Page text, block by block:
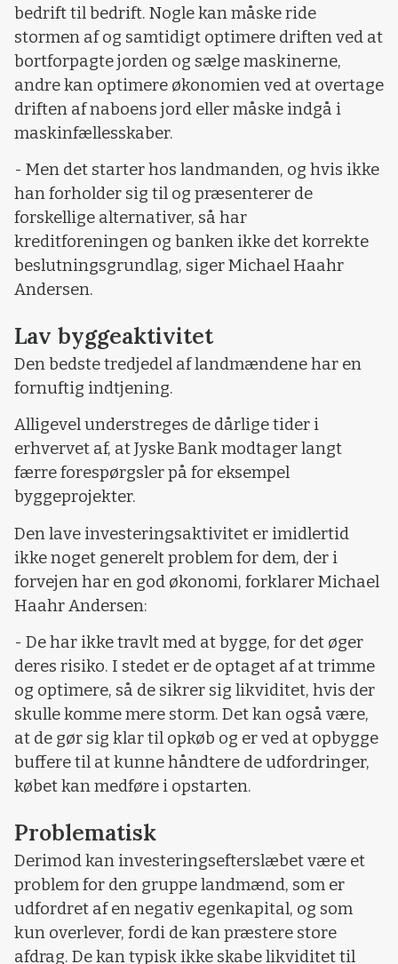
bedrift til bedrift. Nogle kan måske ride
stormen af og samtidigt optimere driften ved at
bortforpagte jorden og sælge maskinerne,
andre kan optimere økonomien ved at overtage
driften af naboens jord eller måske indgå i
maskinfællesskaber.
- Men det starter hos landmanden, og hvis ikke
han forholder sig til og præsenterer de
forskellige alternativer, så har
kreditforeningen og banken ikke det korrekte
beslutningsgrundlag, siger Michael Haahr
Andersen.
Lav byggeaktivitet
Den bedste tredjedel af landmændene har en
fornuftig indtjening.
Alligevel understreges de dårlige tider i
erhvervet af, at Jyske Bank modtager langt
færre forespørgsler på for eksempel
byggeprojekter.
Den lave investeringsaktivitet er imidlertid
ikke noget generelt problem for dem, der i
forvejen har en god økonomi, forklarer Michael
Haahr Andersen:
- De har ikke travlt med at bygge, for det øger
deres risiko. I stedet er de optaget af at trimme
og optimere, så de sikrer sig likviditet, hvis der
skulle komme mere storm. Det kan også være,
at de gør sig klar til opkøb og er ved at opbygge
buffere til at kunne håndtere de udfordringer,
købet kan medføre i opstarten.
Problematisk
Derimod kan investeringsefterslæbet være et
problem for den gruppe landmænd, som er
udfordret af en negativ egenkapital, og som
kun overlever, fordi de kan præstere store
afdrag. De kan typisk ikke skabe likviditet til